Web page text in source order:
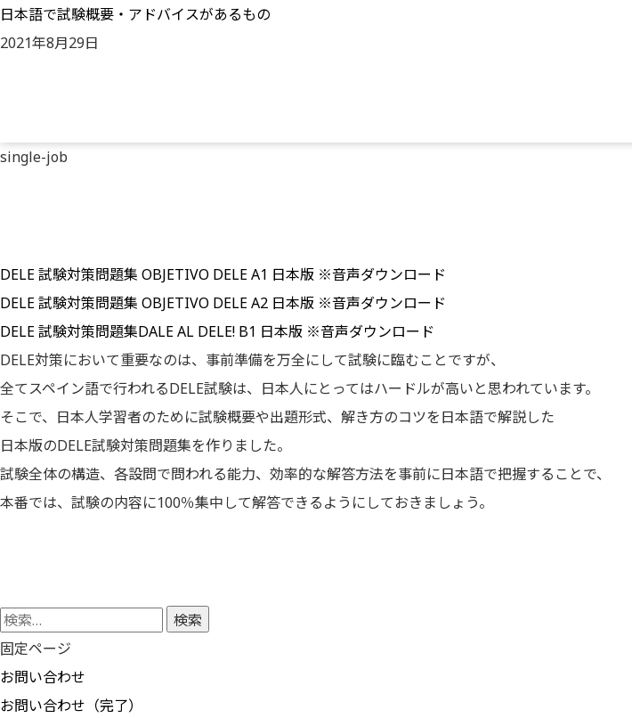
日本語で試験概要・アドバイスがあるもののページです。インタースぺインはスペイン語を「学ぶこと・教えること」に真剣な人を
single-job
日本語で試験概要・アドバイスがあるもの
2021年8月29日
DELE 試験対策問題集 OBJETIVO DELE A1 日本版 ※音声ダウンロード
DELE 試験対策問題集 OBJETIVO DELE A2 日本版 ※音声ダウンロード
DELE 試験対策問題集DALE AL DELE! B1 日本版 ※音声ダウンロード
DELE対策において重要なのは、事前準備を万全にして試験に臨むことですが、
全てスペイン語で行われるDELE試験は、日本人にとってはハードルが高いと思われています。
そこで、日本人学習者のために試験概要や出題形式、解き方のコツを日本語で解説した
日本版のDELE試験対策問題集を作りました。
試験全体の構造、各設問で問われる能力、効率的な解答方法を事前に日本語で把握することで、
本番では、試験の内容に100％集中して解答できるようにしておきましょう。
検
索:
固定ページ
お問い合わせ
お問い合わせ（完了）